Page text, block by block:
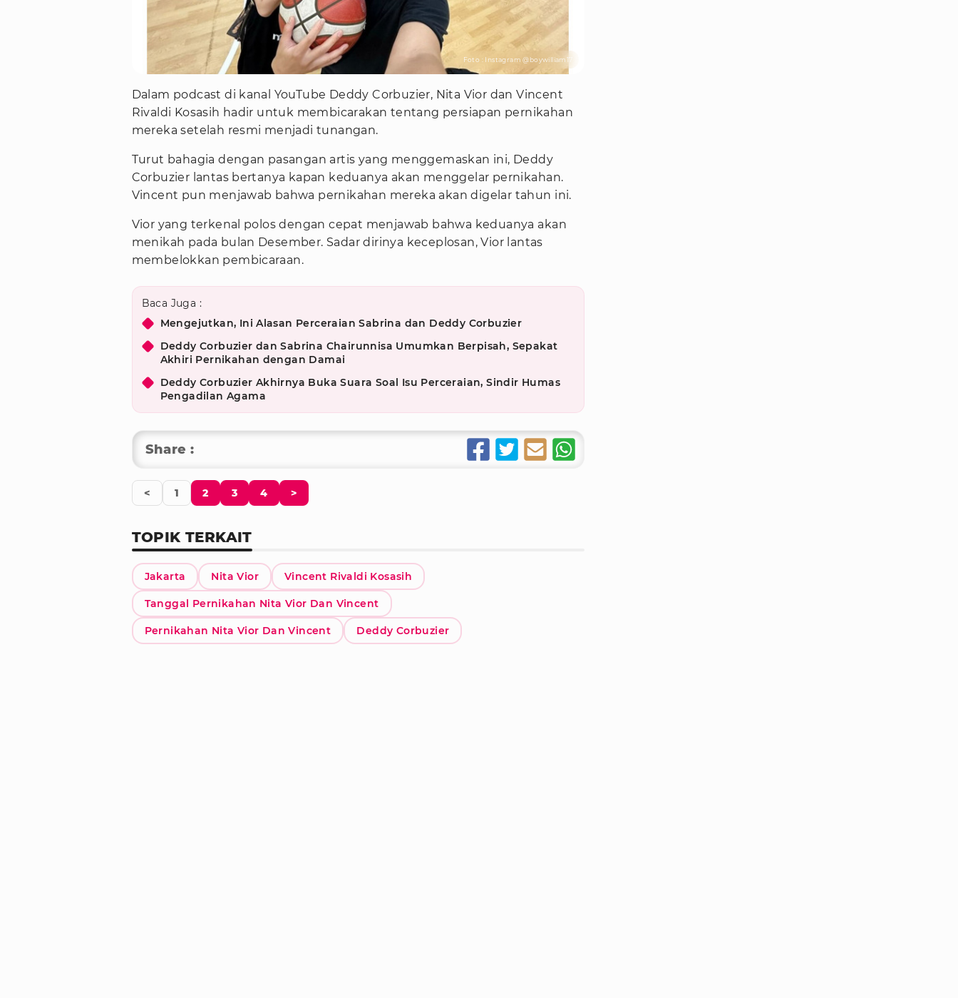
Foto : Instagram @boywilliam17
Dalam podcast di kanal YouTube Deddy Corbuzier, Nita Vior dan Vincent
Rivaldi Kosasih hadir untuk membicarakan tentang persiapan pernikahan
mereka setelah resmi menjadi tunangan.
Turut bahagia dengan pasangan artis yang menggemaskan ini, Deddy
Corbuzier lantas bertanya kapan keduanya akan menggelar pernikahan.
Vincent pun menjawab bahwa pernikahan mereka akan digelar tahun ini.
Vior yang terkenal polos dengan cepat menjawab bahwa keduanya akan
menikah pada bulan Desember. Sadar dirinya keceplosan, Vior lantas
membelokkan pembicaraan.
Baca Juga :
Mengejutkan, Ini Alasan Perceraian Sabrina dan Deddy Corbuzier
Deddy Corbuzier dan Sabrina Chairunnisa Umumkan Berpisah, Sepakat
Akhiri Pernikahan dengan Damai
Deddy Corbuzier Akhirnya Buka Suara Soal Isu Perceraian, Sindir Humas
Pengadilan Agama
Share :
< 1 2 3 4 >
TOPIK TERKAIT
Jakarta Nita Vior Vincent Rivaldi Kosasih
Tanggal Pernikahan Nita Vior Dan Vincent
Pernikahan Nita Vior Dan Vincent Deddy Corbuzier